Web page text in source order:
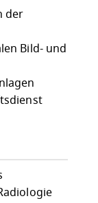
der
Bild- und